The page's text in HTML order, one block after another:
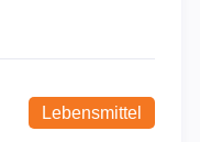
Lebensmittel